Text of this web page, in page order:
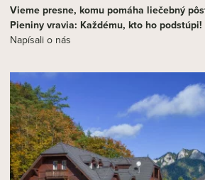
Vieme presne, komu pomáha liečebný
Pieniny vravia: Každému, kto ho podstúpi!
Napísali o nás